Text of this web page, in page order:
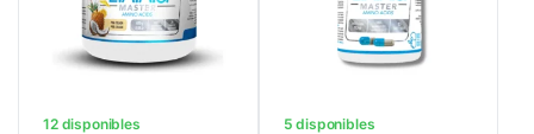
12 disponibles 5 disponibles